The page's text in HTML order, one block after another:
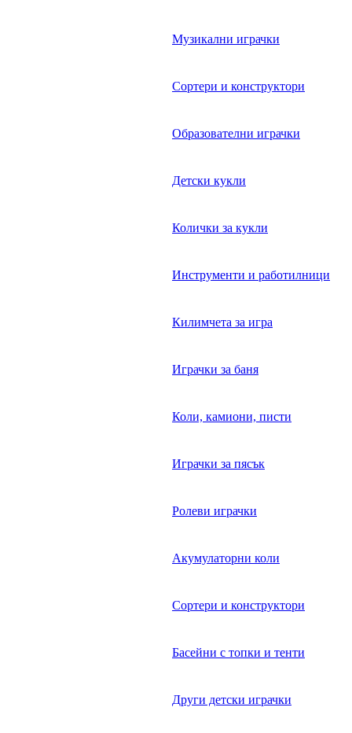
Музикални играчки
Сортери и конструктори
Образователни играчки
Детски кукли
Колички за кукли
Инструменти и работилници
Килимчета за игра
Играчки за баня
Коли, камиони, писти
Играчки за пясък
Ролеви играчки
Акумулаторни коли
Сортери и конструктори
Басейни с топки и тенти
Други детски играчки